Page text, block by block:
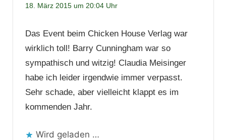
18. März 2015 um 20:04 Uhr
Das Event beim Chicken House Verlag war
wirklich toll! Barry Cunningham war so
sympathisch und witzig! Claudia Meisinger
habe ich leider irgendwie immer verpasst.
Sehr schade, aber vielleicht klappt es im
kommenden Jahr.
Wird geladen …